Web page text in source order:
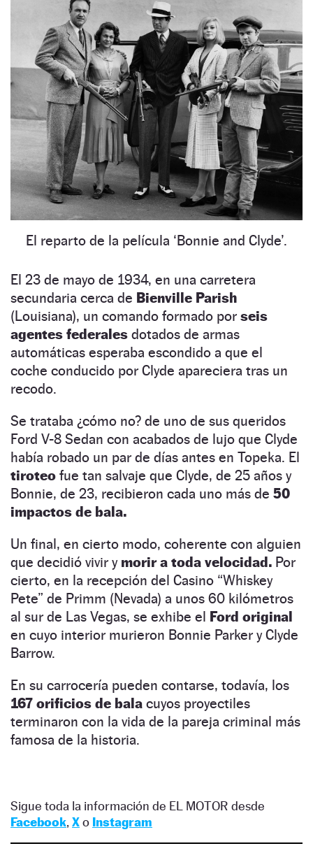
El reparto de la película ‘Bonnie and Clyde’.
El 23 de mayo de 1934, en una carretera
secundaria cerca de Bienville Parish
(Louisiana), un comando formado por seis
agentes federales dotados de armas
automáticas esperaba escondido a que el
coche conducido por Clyde apareciera tras un
recodo.
Se trataba ¿cómo no? de uno de sus queridos
Ford V-8 Sedan con acabados de lujo que Clyde
había robado un par de días antes en Topeka. El
tiroteo fue tan salvaje que Clyde, de 25 años y
Bonnie, de 23, recibieron cada uno más de 50
impactos de bala.
Un final, en cierto modo, coherente con alguien
que decidió vivir y morir a toda velocidad. Por
cierto, en la recepción del Casino “Whiskey
Pete” de Primm (Nevada) a unos 60 kilómetros
al sur de Las Vegas, se exhibe el Ford original
en cuyo interior murieron Bonnie Parker y Clyde
Barrow.
En su carrocería pueden contarse, todavía, los
167 orificios de bala cuyos proyectiles
terminaron con la vida de la pareja criminal más
famosa de la historia.
Sigue toda la información de EL MOTOR desde
Facebook, Xo Instagram